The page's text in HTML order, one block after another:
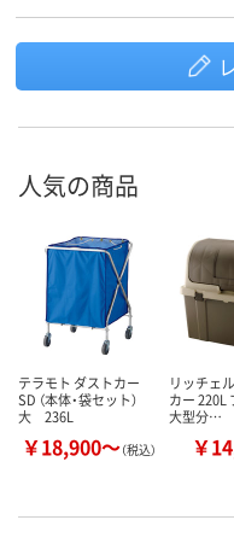
人気の商品
テラモト ダストカー
SD （本体・袋セット）
大 236L
￥18,900～（税込）
リッチェ
カー 220L
大型分…
￥